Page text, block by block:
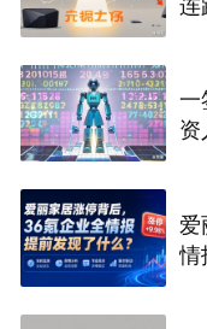
一
情